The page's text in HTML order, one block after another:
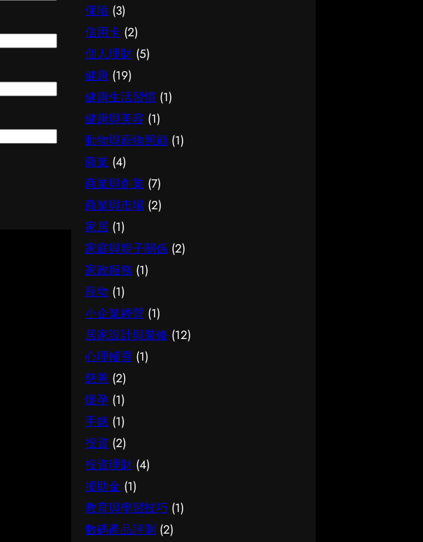
一樣。先想清楚自己最常遇到的情
況與優先考量，再作選擇，就能避
免買了用不上、或選了不合適的尷
尬，讓每一分付出都用得其所。
如何選擇 在考慮簿記服務時，建
議從自己的實際需要出發，比較不
同選擇的特點與條件，而非單看價
錢或表面資訊。多參考可靠來源、
細閱詳情，有助找到最切合需要的
方案。想進一步了解相關資訊，可
以參考簿記服務，當中有更詳細的
介紹。 簿記服務是甚麼 要真正掌
握簿記服務，第一步是建立正確的
基礎認知。很多誤解往往源於資訊
不足或一知半解，因此花點時間了
解它的本質與背景，是值得的投
資。 它的重要性 認真了解簿記服
務的好處顯而易見：當你清楚自己
面對的選擇與條件，便更容易避開
常見的陷阱，把時間與資源花在真
正合適的地方，這也是做足功課的
價值所在。 結語 說到底，面對簿
記服務，最重要的是保持理性、做
足功課，並按自己的實際情況作判
斷。願這篇文章能成為你的實用參
考，讓你在選擇時更有信心。
是否可靠同樣關鍵。如有任何疑
問，諮詢相關範疇的專業人士，往
往能得到更貼合個人需要的建議。
聰明選擇的方法 幾個簡單的方
法，能幫你少走冤枉路：先設定清
晰的目標與預算、收集足夠的資料
再比較，以及保留彈性以應對變
化。把這些習慣養成，做選擇時自
然更得心應手。 因應需要選擇 不
同的情境，對腳腫 解決的要求也
不一樣。先想清楚自己最常遇到的
情況與優先考量，再作選擇，就能
避免買了用不上、或選了不合適的
尷尬，讓每一分付出都用得其所。
如何選擇 在考慮腳腫 解決時，建
議從自己的實際需要出發，比較不
同選擇的特點與條件，而非單看價
錢或表面資訊。多參考可靠來源、
細閱詳情，有助找到最切合需要的
方案。想進一步了解相關資訊，可
以參考腳腫 解決，當中有更詳細
的介紹。 腳腫 解決是甚麼 要真正
掌握腳腫 解決，第一步是建立正
確的基礎認知。很多誤解往往源於
資訊不足或一知半解，因此花點時
間了解它的本質與背景，是值得的
投資。 總結 總括而言，了解腳腫
解決的關鍵在於掌握足夠資訊、認
清自己的需要，並在有需要時尋求
專業意見。希望這篇分享能為你提
事前要留意甚麼 在做決定之前，
有幾點值得特別留意。首先，每個
人的情況不盡相同，適合別人的未
必適合自己；其次，資訊來源是否
可靠同樣關鍵。如有任何疑問，諮
詢相關範疇的專業人士，往往能得
到更貼合個人需要的建議。 聰明
選擇的方法 幾個簡單的方法，能
幫你少走冤枉路：先設定清晰的目
標與預算、收集足夠的資料再比
較，以及保留彈性以應對變化。把
這些習慣養成，做選擇時自然更得
心應手。 因應需要選擇 不同的情
境，對試管嬰兒的要求也不一樣。
先想清楚自己最常遇到的情況與優
先考量，再作選擇，就能避免買了
用不上、或選了不合適的尷尬，讓
每一分付出都用得其所。 如何選
擇 在考慮試管嬰兒時，建議從自
己的實際需要出發，比較不同選擇
的特點與條件，而非單看價錢或表
面資訊。多參考可靠來源、細閱詳
情，有助找到最切合需要的方案。
想進一步了解相關資訊，可以參考
試管嬰兒，當中有更詳細的介紹。
試管嬰兒是甚麼 要真正掌握試管
嬰兒，第一步是建立正確的基礎認
知。很多誤解往往源於資訊不足或
一知半解，因此花點時間了解它的
本質與背景，是值得的投資。 總
保險 (3)
信用卡 (2)
個人理財 (5)
健康 (19)
健康生活習慣 (1)
健康與美容 (1)
動物與寵物照顧 (1)
商業 (4)
商業與創業 (7)
商業與市場 (2)
家居 (1)
家庭與親子關係 (2)
家政服務 (1)
寵物 (1)
小企業經營 (1)
居家設計與裝修 (12)
心理輔導 (1)
慈善 (2)
懷孕 (1)
手錶 (1)
投資 (2)
投資理財 (4)
援助金 (1)
教育與學習技巧 (1)
數碼產品評測 (2)